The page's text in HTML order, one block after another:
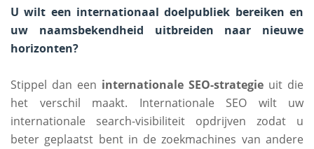
U wilt een internationaal doelpubliek bereiken en
uw naamsbekendheid uitbreiden naar nieuwe
horizonten?
Stippel dan een internationale SEO-strategie uit die
het verschil maakt. Internationale SEO wilt uw
internationale search-visibiliteit opdrijven zodat u
beter geplaatst bent in de zoekmachines van andere